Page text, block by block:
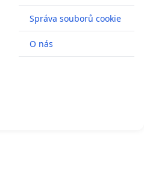
Správa souborů cookie
O nás